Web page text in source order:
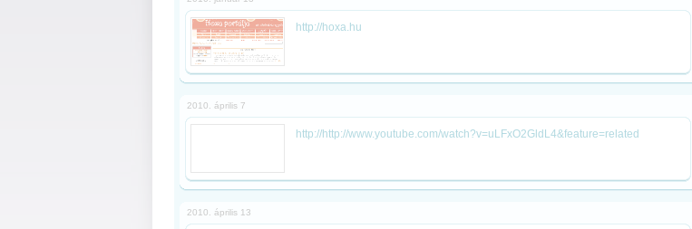
http://hoxa.hu
2010. április 7
http://http://www.youtube.com/watch?v=uLFxO2GldL4&feature=related
2010. április 13